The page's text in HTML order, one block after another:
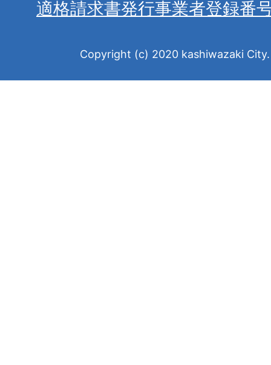
適格請求書発行事業者登録番
Copyright (c) 2020 kashiwazaki